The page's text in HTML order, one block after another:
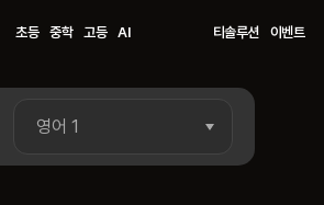
초등 중학 고등 AI 티솔루션 이벤트
영어 1